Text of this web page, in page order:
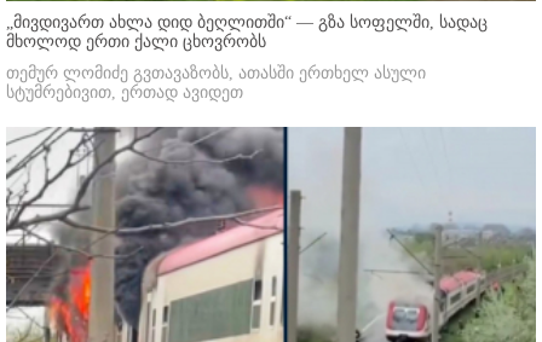
„მივდივართ ახლა დიდ ბეღლითში“ — გზა სოფელში, სადაც
მხოლოდ ერთი ქალი ცხოვრობს
თემურ ლომიძე გვთავაზობს, ათასში ერთხელ ასული
სტუმრებივით, ერთად ავიდეთ